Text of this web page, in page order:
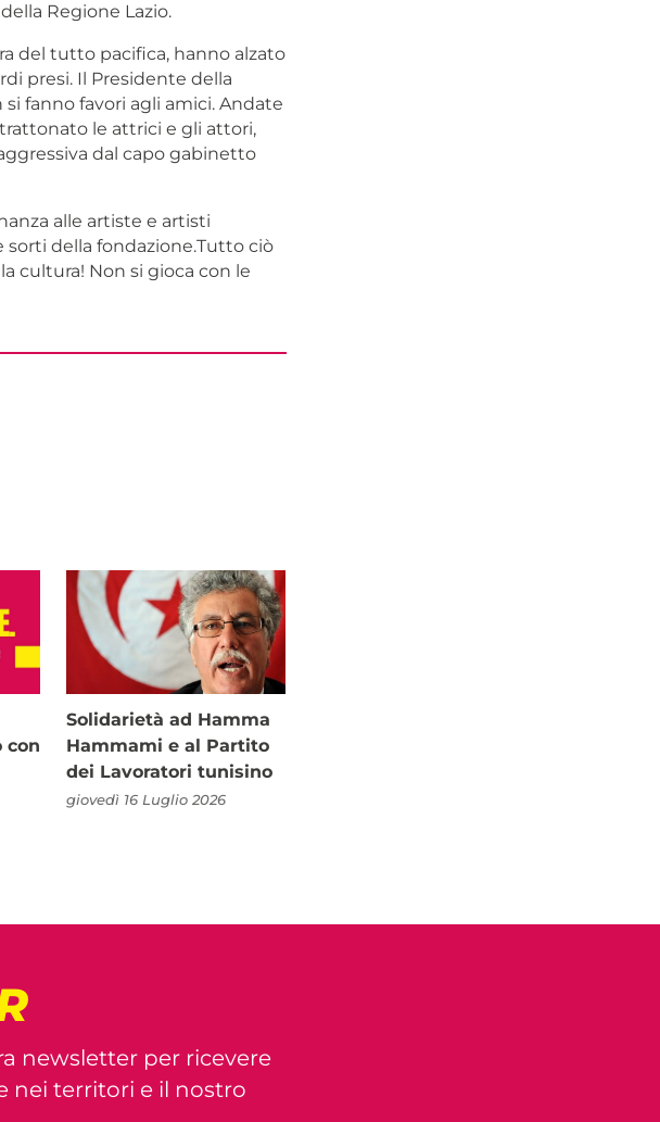
Regione Lazio.
del tutto pacifica, hanno alzato
presi. Il Presidente della
fanno favori agli amici. Andate
le attrici e gli attori,
dal capo gabinetto
alle artiste e artisti
sorti della fondazione.Tutto ciò
cultura! Non si gioca con le
con
Solidarietà ad Hamma
Hammami e al Partito
dei Lavoratori tunisino
giovedì 16 Luglio 2026
newsletter per ricevere
nei territori e il nostro